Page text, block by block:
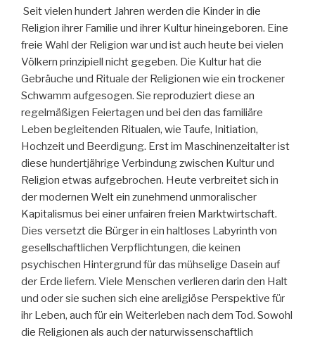
Seit vielen hundert Jahren werden die Kinder in die
Religion ihrer Familie und ihrer Kultur hineingeboren. Eine
freie Wahl der Religion war und ist auch heute bei vielen
Völkern prinzipiell nicht gegeben. Die Kultur hat die
Gebräuche und Rituale der Religionen wie ein trockener
Schwamm aufgesogen. Sie reproduziert diese an
regelmäßigen Feiertagen und bei den das familiäre
Leben begleitenden Ritualen, wie Taufe, Initiation,
Hochzeit und Beerdigung. Erst im Maschinenzeitalter ist
diese hundertjährige Verbindung zwischen Kultur und
Religion etwas aufgebrochen. Heute verbreitet sich in
der modernen Welt ein zunehmend unmoralischer
Kapitalismus bei einer unfairen freien Marktwirtschaft.
Dies versetzt die Bürger in ein haltloses Labyrinth von
gesellschaftlichen Verpflichtungen, die keinen
psychischen Hintergrund für das mühselige Dasein auf
der Erde liefern. Viele Menschen verlieren darin den Halt
und oder sie suchen sich eine areligiöse Perspektive für
ihr Leben, auch für ein Weiterleben nach dem Tod. Sowohl
die Religionen als auch der naturwissenschaftlich